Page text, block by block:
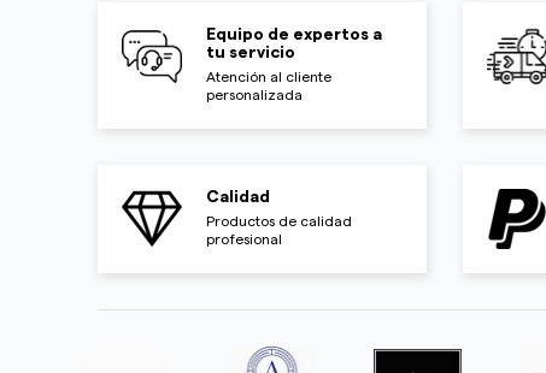
Equipo de expertos a
tu servicio
Atención al cliente
personalizada
Calidad
Productos de calidad
profesional